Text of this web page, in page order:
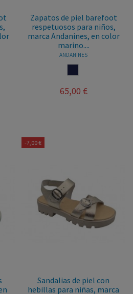
Zapatos de piel barefoot
respetuosos para niños,
marca Andanines, en color
marino....
ANDANINES
65,00 €
-7,00 €
Sandalias de piel con
hebillas para niñas, marca